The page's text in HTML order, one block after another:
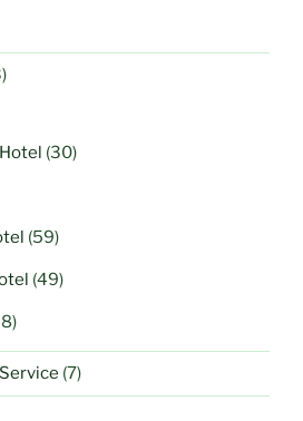
(30)
(59)
(49)
(7)